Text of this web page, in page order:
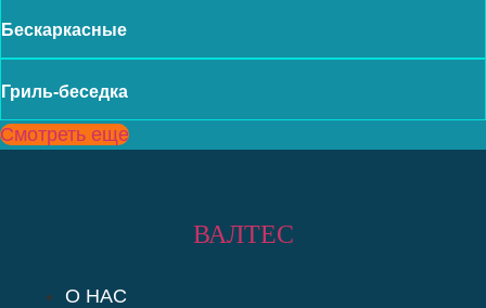
Бескаркасные
Гриль-беседка
Смотреть еще
ВАЛТЕС
О НАС